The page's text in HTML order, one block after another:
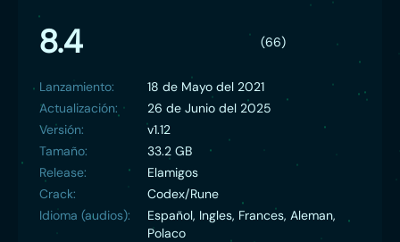
8.4 (66)
Lanzamiento:
18 de Mayo del 2021
Actualización:
26 de Junio del 2025
Versión:
v1.12
Tamaño:
33.2 GB
Release:
Elamigos
Crack:
Codex/Rune
Idioma (audios):
Español, Ingles, Frances, Aleman,
Polaco